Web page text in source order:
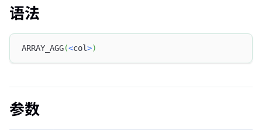
语法
ARRAY_AGG(<col>)
参数